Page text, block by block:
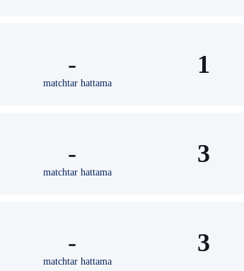
-
matchtar hattama
1
-
matchtar hattama
3
-
matchtar hattama
3